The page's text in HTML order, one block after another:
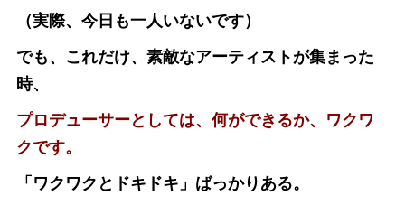
（実際、今日も一人いないです）
でも、これだけ、素敵なアーティストが集まった
時、
プロデューサーとしては、何ができるか、ワクワ
クです。
「ワクワクとドキドキ」ばっかりある。